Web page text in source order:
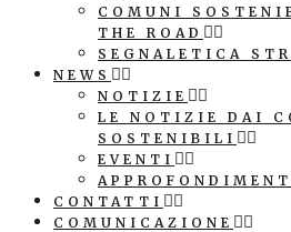
COMUNI
THE ROAD
SEGNALETICA
NEWS
NOTIZIE
LE NOTIZIE DAI
SOSTENIBILI
EVENTI
CONTATTI
COMUNICAZIONE